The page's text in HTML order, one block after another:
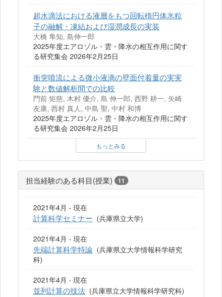
超水滴法における液層をもつ回転楕円体氷粒
子の融解・凍結および湿潤成長の実装
大橋 隼知, 島伸一郎
2025年度エアロゾル・雲・降水の相互作用に関す
る研究集会 2026年2月25日
衝突噴流による微小液滴の壁面付着量の実実
験と数値解析間での比較
門前 矩慈, 木村 優介, 島 伸一郎, 西野 耕一, 矢崎
友康, 西村 真人, 中島 聖, 中村 和博
2025年度エアロゾル・雲・降水の相互作用に関す
る研究集会 2026年2月25日
もっとみる
担当経験のある科目(授業) 11
2021年4月 - 現在
計算科学セミナー (兵庫県立大学)
2021年4月 - 現在
先端計算科学特論 (兵庫県立大学情報科学研究
科)
2021年4月 - 現在
並列計算の技法 (兵庫県立大学情報科学研究科)